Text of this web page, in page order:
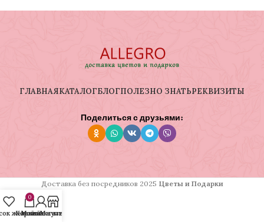
ГЛАВНАЯКАТАЛОГБЛОГПОЛЕЗНО ЗНАТЬРЕКВИЗИТЫ
Поделиться с друзьями:
Доставка без посредников 2025 Цветы и Подарки
желаний
0
Корзина
Мой аккаунт
Магазин